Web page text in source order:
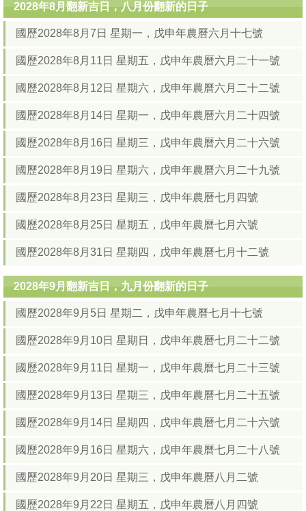
2028年8月翻新吉日，八月份翻新的日子
國歷2028年8月7日 星期一，戊申年農曆六月十七號
國歷2028年8月11日 星期五，戊申年農曆六月二十一號
國歷2028年8月12日 星期六，戊申年農曆六月二十二號
國歷2028年8月14日 星期一，戊申年農曆六月二十四號
國歷2028年8月16日 星期三，戊申年農曆六月二十六號
國歷2028年8月19日 星期六，戊申年農曆六月二十九號
國歷2028年8月23日 星期三，戊申年農曆七月四號
國歷2028年8月25日 星期五，戊申年農曆七月六號
國歷2028年8月31日 星期四，戊申年農曆七月十二號
2028年9月翻新吉日，九月份翻新的日子
國歷2028年9月5日 星期二，戊申年農曆七月十七號
國歷2028年9月10日 星期日，戊申年農曆七月二十二號
國歷2028年9月11日 星期一，戊申年農曆七月二十三號
國歷2028年9月13日 星期三，戊申年農曆七月二十五號
國歷2028年9月14日 星期四，戊申年農曆七月二十六號
國歷2028年9月16日 星期六，戊申年農曆七月二十八號
國歷2028年9月20日 星期三，戊申年農曆八月二號
國歷2028年9月22日 星期五，戊申年農曆八月四號